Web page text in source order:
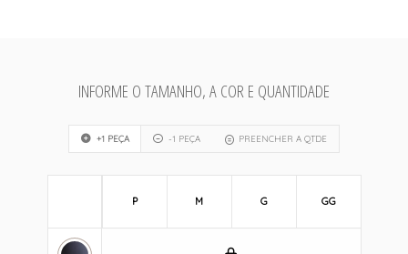
INFORME O TAMANHO, A COR E QUANTIDADE
+1 PEÇA -1 PEÇA PREENCHER A QTDE
P M G GG